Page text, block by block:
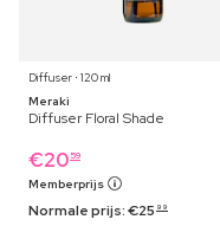
Diffuser ⋅ 120 ml
Meraki
Diffuser Floral Shade
€20 59
Memberprijs
Normale prijs:€25 99